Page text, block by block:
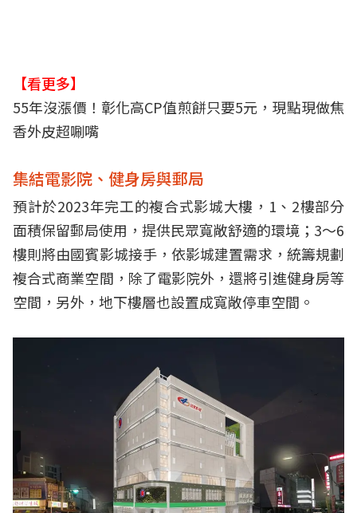
【看更多】
55年沒漲價！彰化高CP值煎餅只要5元，現點現做焦
香外皮超唰嘴
集結電影院、健身房與郵局
預計於2023年完工的複合式影城大樓，1、2樓部分
面積保留郵局使用，提供民眾寬敞舒適的環境；3～6
樓則將由國賓影城接手，依影城建置需求，統籌規劃
複合式商業空間，除了電影院外，還將引進健身房等
空間，另外，地下樓層也設置成寬敞停車空間。